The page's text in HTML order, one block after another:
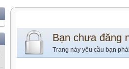
Bạn chưa đăng
Trang này yêu cầu bạn